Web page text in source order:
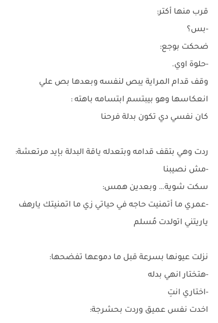
قرب منها أكتر:
-بس؟
ضحكت بوجع:
-حلوة اوي.
وقف قدام المراية يبص لنفسه وبعدها بص علي
انعكاسها وهو بيبتسم ابتسامه باهته :
كان نفسي دي تكون بدلة فرحنا
ردت وهي بتقف قدامه وبتعدله ياقة البدلة بإيد مرتعشة:
-مش نصيبنا
سكت شوية… وبعدين همس:
-عمري ما أتمنيت حاجه في حياتي زي ما اتمنيتك يارهف
ياريتني اتولدت مُسلم
نزلت عيونها بسرعة قبل ما دموعها تفضحها:
-هتختار انهي بدله
-اختاري انتِ
اخدت نفس عميق وردت بحشرجة: